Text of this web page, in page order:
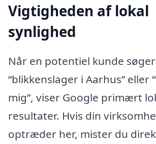
Vigtigheden af lokal
synlighed
Når en potentiel kunde
“blikkenslager i Aarhus”
mig”, viser Google primært
resultater. Hvis din
optræder her, mister du